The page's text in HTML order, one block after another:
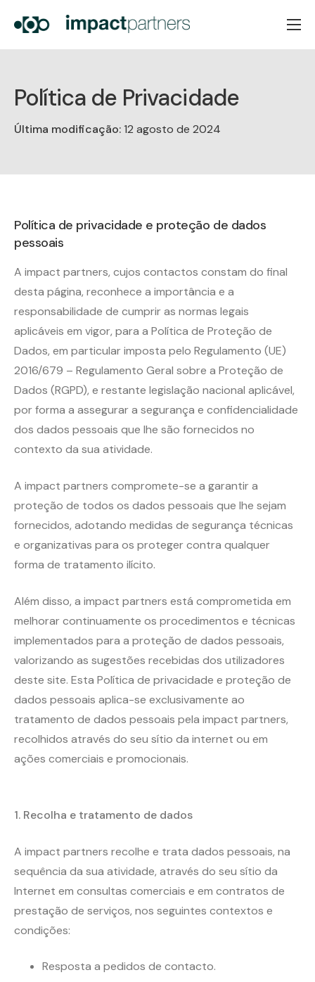
Home
Serviços
Notícias
Política de Privacidade
Última modificação:12 agosto de 2024
Política de privacidade e proteção de dados
pessoais
A impact partners, cujos contactos constam do final
desta página, reconhece a importância e a
responsabilidade de cumprir as normas legais
aplicáveis em vigor, para a Política de Proteção de
Dados, em particular imposta pelo Regulamento (UE)
2016/679 – Regulamento Geral sobre a Proteção de
Dados (RGPD), e restante legislação nacional aplicável,
por forma a assegurar a segurança e confidencialidade
dos dados pessoais que lhe são fornecidos no
contexto da sua atividade.
A impact partners compromete-se a garantir a
proteção de todos os dados pessoais que lhe sejam
fornecidos, adotando medidas de segurança técnicas
e organizativas para os proteger contra qualquer
forma de tratamento ilícito.
Além disso, a impact partners está comprometida em
melhorar continuamente os procedimentos e técnicas
implementados para a proteção de dados pessoais,
valorizando as sugestões recebidas dos utilizadores
deste site. Esta Política de privacidade e proteção de
dados pessoais aplica-se exclusivamente ao
tratamento de dados pessoais pela impact partners,
recolhidos através do seu sítio da internet ou em
ações comerciais e promocionais.
1. Recolha e tratamento de dados
A impact partners recolhe e trata dados pessoais, na
sequência da sua atividade, através do seu sítio da
Internet em consultas comerciais e em contratos de
prestação de serviços, nos seguintes contextos e
condições:
Resposta a pedidos de contacto.